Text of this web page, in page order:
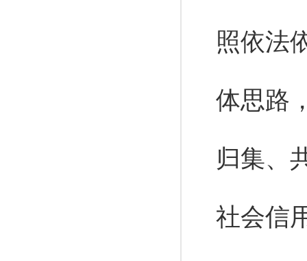
照依法
体思路
归集、
社会信